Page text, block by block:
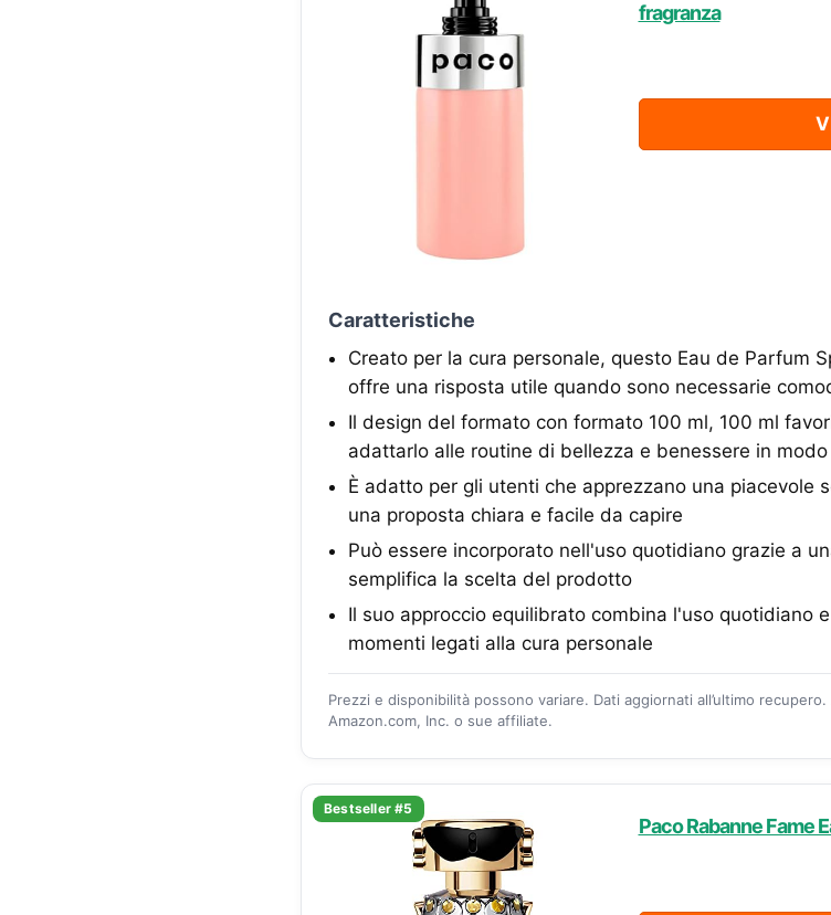
fragranza
Caratteristiche
Creato per la cura personale, questo Eau de Parfum
offre una risposta utile quando sono necessarie
Il design del formato con formato 100 ml, 100 ml
adattarlo alle routine di bellezza e benessere in
È adatto per gli utenti che apprezzano una piacevole
una proposta chiara e facile da capire
Può essere incorporato nell'uso quotidiano grazie a
semplifica la scelta del prodotto
Il suo approccio equilibrato combina l'uso quotidiano
momenti legati alla cura personale
Prezzi e disponibilità possono variare. Dati aggiornati all’ultimo
Amazon.com, Inc. o sue affiliate.
Bestseller #5
Paco Rabanne Fame